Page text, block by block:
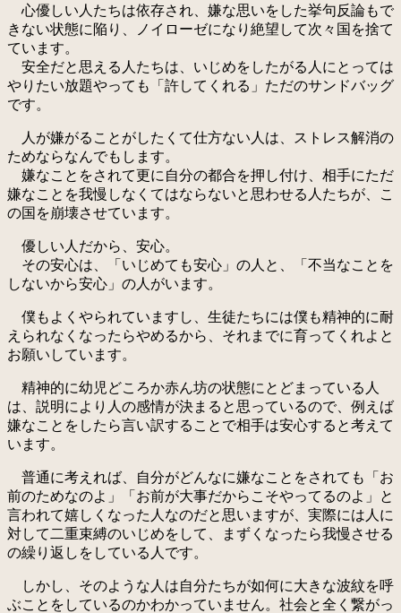
心優しい人たちは依存され、嫌な思いをした挙句反論もで
きない状態に陥り、ノイローゼになり絶望して次々国を捨て
ています。
安全だと思える人たちは、いじめをしたがる人にとっては
やりたい放題やっても「許してくれる」ただのサンドバッグ
です。
人が嫌がることがしたくて仕方ない人は、ストレス解消の
ためならなんでもします。
嫌なことをされて更に自分の都合を押し付け、相手にただ
嫌なことを我慢しなくてはならないと思わせる人たちが、こ
の国を崩壊させています。
優しい人だから、安心。
その安心は、「いじめても安心」の人と、「不当なことを
しないから安心」の人がいます。
僕もよくやられていますし、生徒たちには僕も精神的に耐
えられなくなったらやめるから、それまでに育ってくれよと
お願いしています。
精神的に幼児どころか赤ん坊の状態にとどまっている人
は、説明により人の感情が決まると思っているので、例えば
嫌なことをしたら言い訳することで相手は安心すると考えて
います。
普通に考えれば、自分がどんなに嫌なことをされても「お
前のためなのよ」「お前が大事だからこそやってるのよ」と
言われて嬉しくなった人なのだと思いますが、実際には人に
対して二重束縛のいじめをして、まずくなったら我慢させる
の繰り返しをしている人です。
しかし、そのような人は自分たちが如何に大きな波紋を呼
ぶことをしているのかわかっていません。社会と全く繋がっ